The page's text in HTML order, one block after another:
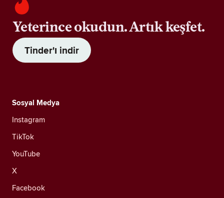
Yeterince okudun. Artık keşfet.
Tinder'ı indir
Sosyal Medya
Instagram
TikTok
YouTube
X
Facebook